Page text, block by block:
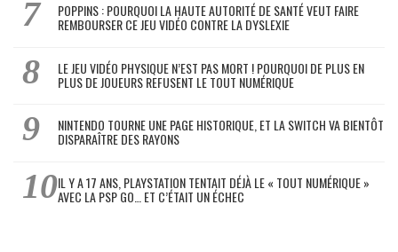
POPPINS : POURQUOI LA HAUTE AUTORITÉ DE SANTÉ VEUT FAIRE
REMBOURSER CE JEU VIDÉO CONTRE LA DYSLEXIE
LE JEU VIDÉO PHYSIQUE N’EST PAS MORT ! POURQUOI DE PLUS EN
PLUS DE JOUEURS REFUSENT LE TOUT NUMÉRIQUE
NINTENDO TOURNE UNE PAGE HISTORIQUE, ET LA SWITCH VA BIENTÔT
DISPARAÎTRE DES RAYONS
IL Y A 17 ANS, PLAYSTATION TENTAIT DÉJÀ LE « TOUT NUMÉRIQUE »
AVEC LA PSP GO… ET C’ÉTAIT UN ÉCHEC